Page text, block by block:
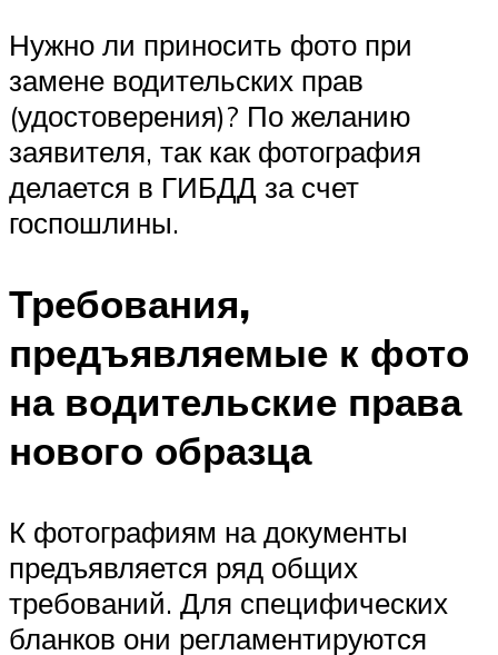
Нужно ли приносить фото при
замене водительских прав
(удостоверения)? По желанию
заявителя, так как фотография
делается в ГИБДД за счет
госпошлины.
Требования,
предъявляемые к фото
на водительские права
нового образца
К фотографиям на документы
предъявляется ряд общих
требований. Для специфических
бланков они регламентируются